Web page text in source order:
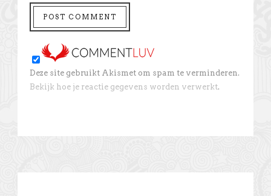
Deze site gebruikt Akismet om spam te verminderen.
Bekijk hoe je reactie gegevens worden verwerkt.